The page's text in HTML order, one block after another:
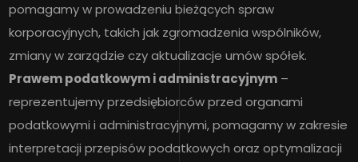
pomagamy w prowadzeniu bieżących spraw
korporacyjnych, takich jak zgromadzenia wspólników,
zmiany w zarządzie czy aktualizacje umów spółek.
Prawem podatkowym i administracyjnym–
reprezentujemy przedsiębiorców przed organami
podatkowymi i administracyjnymi, pomagamy w zakresie
interpretacji przepisów podatkowych oraz optymalizacji